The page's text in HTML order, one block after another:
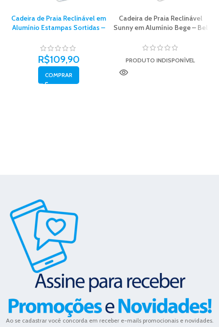
Cadeira de Praia Reclinável em
Alumínio Estampas Sortidas –
R$109,90
COMPRAR
Cadeira de Praia Reclinável
Sunny em Alumínio Bege – Bel
PRODUTO INDISPONÍVEL
Ao se cadastrar você concorda em receber e-mails promocionais e novidades.